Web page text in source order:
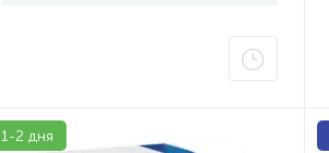
1-2 дня